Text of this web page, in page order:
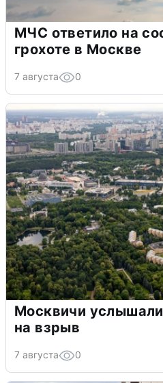
МЧС ответило на
грохоте в Москве
7 августа 0
Москвичи
на взрыв
7 августа 0